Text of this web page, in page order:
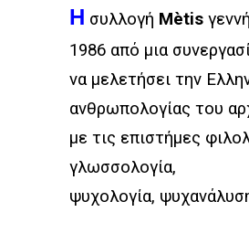
Η συλλογή Mètis
1986 από μια
να μελετήσει την
ανθρωπολογίας του
με τις επιστήμες
γλωσσολογία,
ψυχολογία,